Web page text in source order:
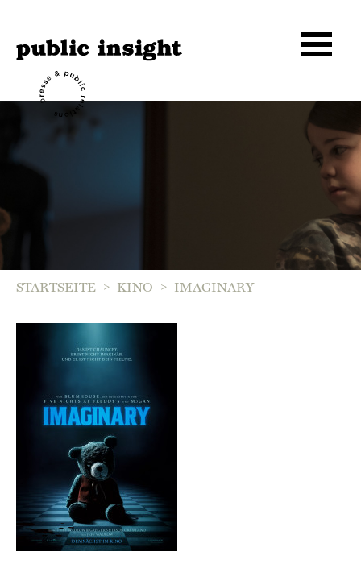
STARTSEITE > KINO > IMAGINARY